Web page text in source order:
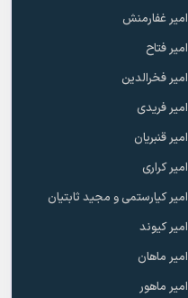
امیر غفارمنش
امیر فتاح
امیر فخرالدین
امیر فریدی
امیر قنبریان
امیر کراری
امیر کیارستمی و مجید ثابتیان
امیر کیوند
امیر ماهان
امیر ماهور